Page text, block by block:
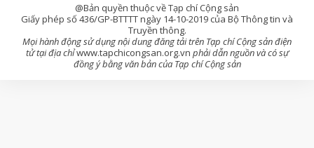
@Bản quyền thuộc về Tạp chí Cộng sản
Giấy phép số 436/GP-BTTTT ngày 14-10-2019 của Bộ Thông tin và
Truyền thông.
Mọi hành động sử dụng nội dung đăng tải trên Tạp chí Cộng sản điện
tử tại địa chỉwww.tapchicongsan.org.vn phải dẫn nguồn và có sự
đồng ý bằng văn bản của Tạp chí Cộng sản